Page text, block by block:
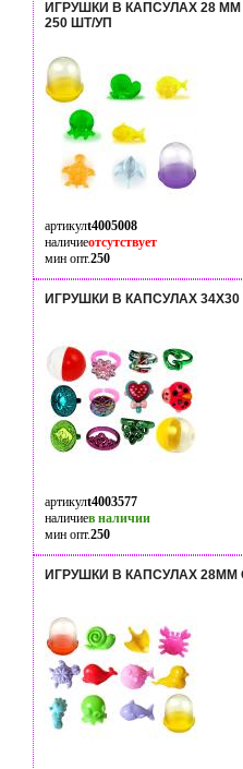
ИГРУШКИ В КАПСУЛАХ 28
250 ШТ/УП
артикулt4005008
наличиеотсутствует
мин опт.250
ИГРУШКИ В КАПСУЛАХ
артикулt4003577
наличиев наличии
мин опт.250
ИГРУШКИ В КАПСУЛАХ 28ММ